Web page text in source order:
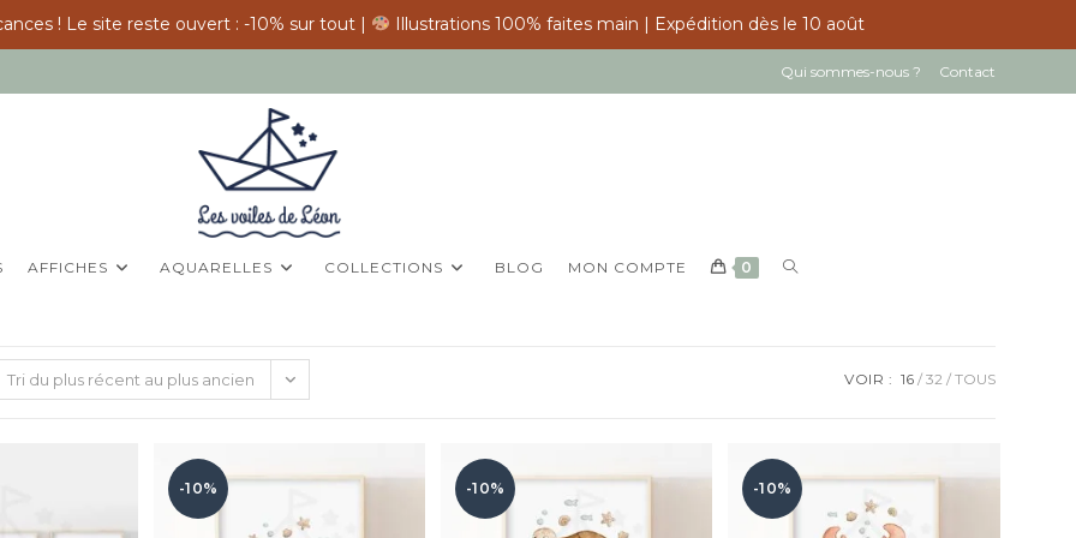
! Le site reste ouvert : -10% sur tout |
Illustrations 100% faites main | Expédition dès le 10 août
Qui sommes-nous ? Contact
AFFICHES AQUARELLES COLLECTIONS BLOG MON COMPTE 0
TOGGLE
Tri du plus récent au plus ancien VOIR : 16 32 TOUS
-10% -10% -10%